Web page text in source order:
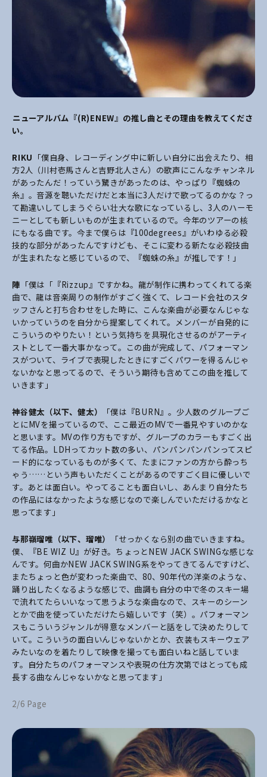
――ニューアルバム『(R)ENEW』の推し曲とその理由を教えてくださ
い。
RIKU 「僕自身、レコーディング中に新しい自分に出会えたり、相
方2人（川村壱馬さんと吉野北人さん）の歌声にこんなチャンネル
があったんだ！っていう驚きがあったのは、やっぱり『蜘蛛の
糸』。音源を聴いただけだと本当に3人だけで歌ってるのかな？っ
て勘違いしてしまうぐらい壮大な歌になっているし、3人のハーモ
ニーとしても新しいものが生まれているので。今年のツアーの核
にもなる曲です。今まで僕らは『100degrees』がいわゆる必殺
技的な部分があったんですけども、そこに変わる新たな必殺技曲
が生まれたなと感じているので、『蜘蛛の糸』が推しです！」
陣 「僕は「『Rizzup』ですかね。龍が制作に携わってくれてる楽
曲で、龍は音楽周りの制作がすごく強くて、レコード会社のスタ
ッフさんと打ち合わせをした時に、こんな楽曲が必要なんじゃな
いかっていうのを自分から提案してくれて。メンバーが自発的に
こういうのやりたい！という気持ちを具現化させるのがアーティ
ストとして一番大事かなって。この曲が完成して、パフォーマン
スがついて、ライブで表現したときにすごくパワーを得るんじゃ
ないかなと思ってるので、そういう期待も含めてこの曲を推して
いきます」
神谷健太（以下、健太）
「僕は『BURN』。少人数のグループご
とにMVを撮っているので、ここ最近のMVで一番見やすいのかな
と思います。MVの作り方もですが、グループのカラーもすごく出
てる作品。LDHってカット数の多い、パンパンパンパンってスピ
ード的になっているものが多くて、たまにファンの方から酔っち
ゃう……という声もいただくことがあるのですごく目に優しいで
す。あとは面白い。やってることも面白いし、あんまり自分たち
の作品にはなかったような感じなので楽しんでいただけるかなと
思ってます」
与那嶺瑠唯（以下、瑠唯）
「せっかくなら別の曲でいきますね。
僕、『BE WIZ U』が好き。ちょっとNEW JACK SWINGな感じな
んです。何曲かNEW JACK SWING系をやってきてるんですけど、
またちょっと色が変わった楽曲で、80、90年代の洋楽のような、
踊り出したくなるような感じで、曲調も自分の中で冬のスキー場
で流れてたらいいなって思うような楽曲なので、スキーのシーン
とかで曲を使っていただけたら嬉しいです（笑）。パフォーマン
スもこういうジャンルが得意なメンバーと話をして決めたりして
いて。こういうの面白いんじゃないかとか、衣装もスキーウェア
みたいなのを着たりして映像を撮っても面白いねと話していま
す。自分たちのパフォーマンスや表現の仕方次第ではとっても成
長する曲なんじゃないかなと思ってます」
2/6 Page